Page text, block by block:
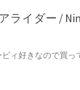
ライダー /
ィ好きなので買っ